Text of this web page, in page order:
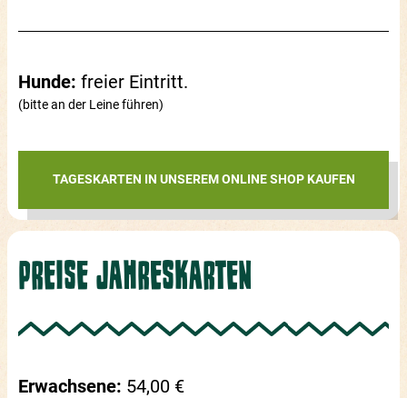
Hunde: freier Eintritt.
(bitte an der Leine führen)
TAGESKARTEN IN UNSEREM ONLINE SHOP KAUFEN
PREISE JAHRESKARTEN
Erwachsene: 54,00 €